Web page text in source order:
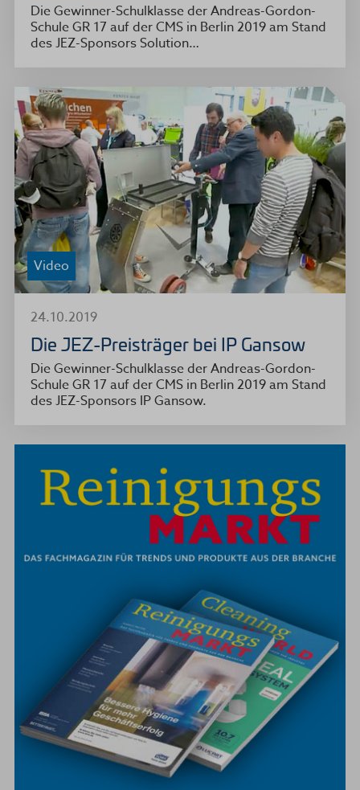
Die Gewinner-Schulklasse der Andreas-Gordon-
Schule GR 17 auf der CMS in Berlin 2019 am Stand
des JEZ-Sponsors Solution…
Video
24.10.2019
Die JEZ-Preisträger bei IP Gansow
Die Gewinner-Schulklasse der Andreas-Gordon-
Schule GR 17 auf der CMS in Berlin 2019 am Stand
des JEZ-Sponsors IP Gansow.